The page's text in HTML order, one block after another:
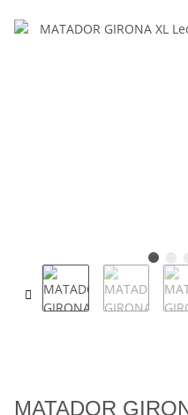
MATADOR